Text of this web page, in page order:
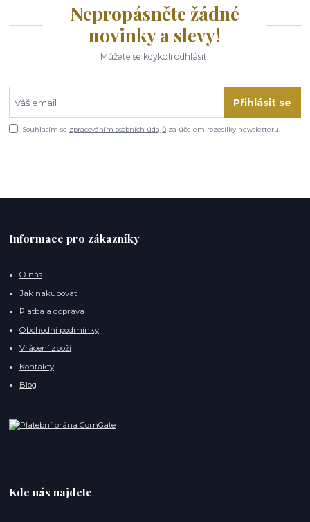
Nepropásněte žádné
novinky a slevy!
Můžete se kdykoli odhlásit.
Přihlásit se
Souhlasím se zpracováním osobních údajů za účelem rozesílky newsletteru.
Informace pro zákazníky
O nás
Jak nakupovat
Platba a doprava
Obchodní podmínky
Vrácení zboží
Kontakty
Blog
Kde nás najdete